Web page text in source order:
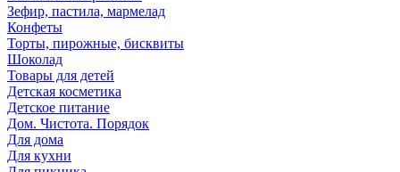
Зефир, пастила, мармелад
Конфеты
Торты, пирожные, бисквиты
Шоколад
Товары для детей
Детская косметика
Детское питание
Дом. Чистота. Порядок
Для дома
Для кухни